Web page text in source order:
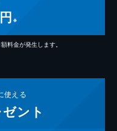
円 ※
料金が発生します。
使える
ント